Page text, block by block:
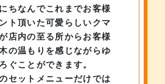
ちなんでこれまでお客様
ト頂いた可愛らしいクマ
店内の至る所からお客様
の温もりを感じながらゆ
ぐことができます。
セットメニューだけでは